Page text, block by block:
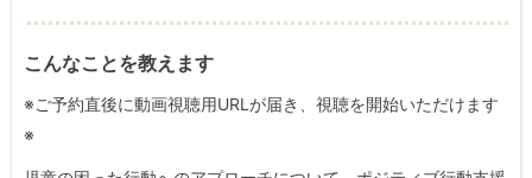
こんなことを教えます
※ご予約直後に動画視聴用URLが届き、視聴を開始いただけます
※